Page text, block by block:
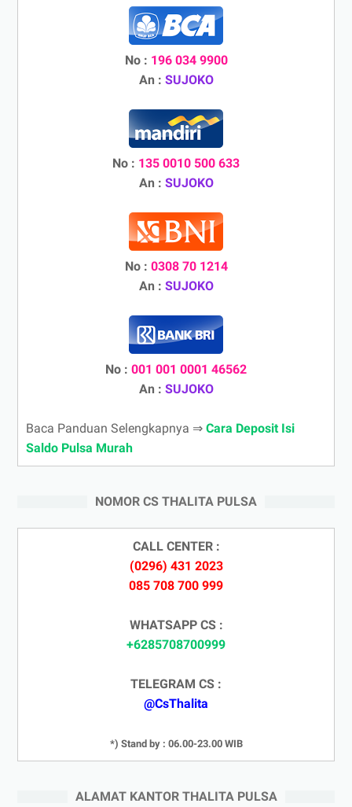
No : 196 034 9900
An : SUJOKO
No : 135 0010 500 633
An : SUJOKO
No : 0308 70 1214
An : SUJOKO
No : 001 001 0001 46562
An : SUJOKO
Baca Panduan Selengkapnya ⇒ Cara Deposit Isi
Saldo Pulsa Murah
NOMOR CS THALITA PULSA
CALL CENTER :
(0296) 431 2023
085 708 700 999
WHATSAPP CS :
+6285708700999
TELEGRAM CS :
@CsThalita
*) Stand by : 06.00-23.00 WIB
ALAMAT KANTOR THALITA PULSA